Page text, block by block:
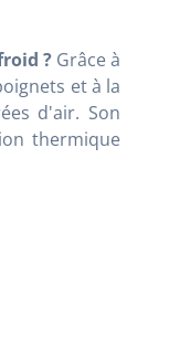
?Grâce à
et à la
d'air. Son
thermique